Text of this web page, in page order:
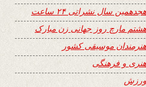
هجدهمین سال نشراتی ۲۴ ساعت
هشتم مارچ روز جهانی زن مبارک
هنرمندان موسیقی کشور
هنری و فرهنگی
ورزش